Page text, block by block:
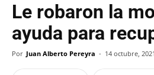
Le robaron la
ayuda para
Por Juan Alberto Pereyra - 14 octubre, 2021